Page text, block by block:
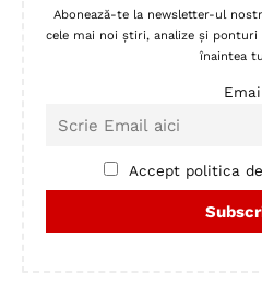
Abonează-te la newsletter-ul
cele mai noi știri, analize și
înaintea
Accept politica